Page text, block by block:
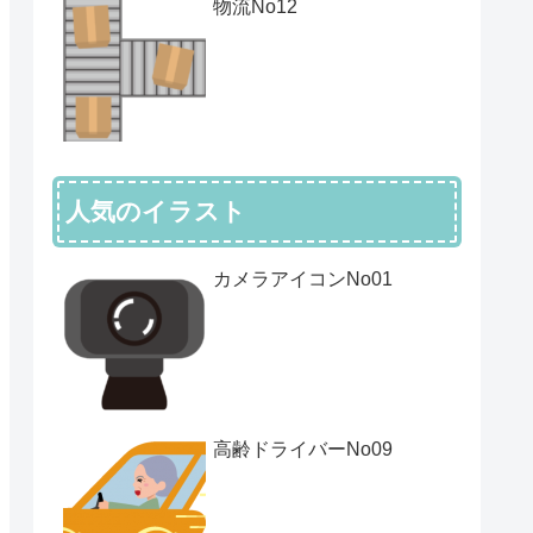
物流No12
人気のイラスト
カメラアイコンNo01
高齢ドライバーNo09